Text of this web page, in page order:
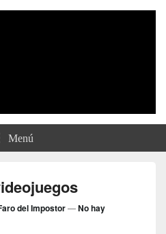
Menú
del Impostor—No hay